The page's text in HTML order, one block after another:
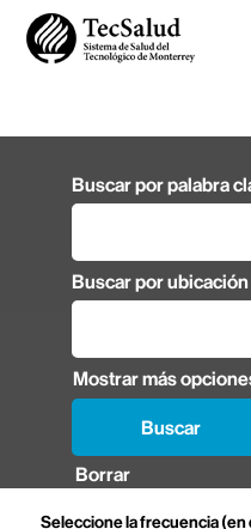
Buscar por palabra
Buscar por ubicación
Mostrar más
Borrar
Seleccione la frecuencia (en